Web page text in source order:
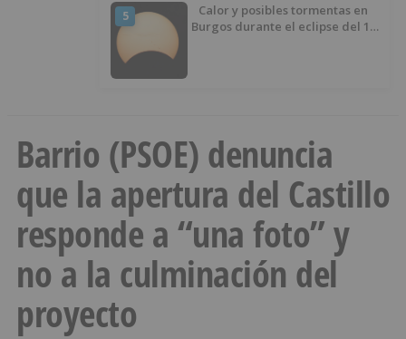
5
Calor y posibles tormentas en
Burgos durante el eclipse del 12
Barrio (PSOE) denuncia
que la apertura del Castillo
responde a “una foto” y
no a la culminación del
proyecto